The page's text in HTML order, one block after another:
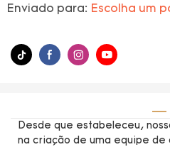
Enviado para: Escolha um
Desde que estabeleceu,
na criação de uma equipe de